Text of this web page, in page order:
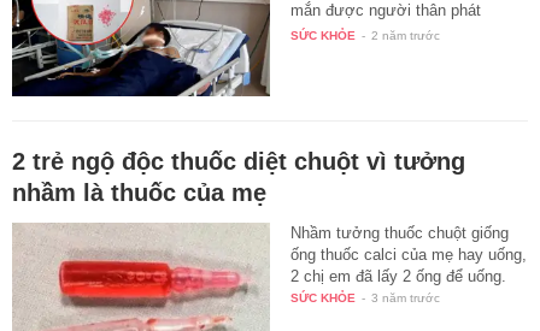
mắn được người thân phát
hiện…
SỨC KHỎE - 2 năm trước
2 trẻ ngộ độc thuốc diệt chuột vì tưởng
nhầm là thuốc của mẹ
Nhầm tưởng thuốc chuột giống
ống thuốc calci của mẹ hay uống,
2 chị em đã lấy 2 ống để uống.
SỨC KHỎE - 3 năm trước